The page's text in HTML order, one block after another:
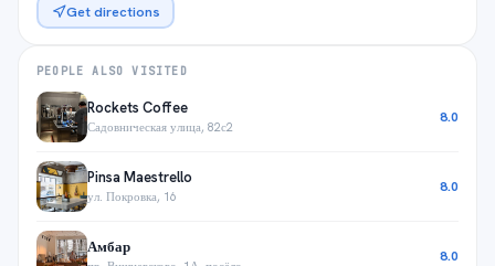
Get directions
PEOPLE ALSO VISITED
Rockets Coffee
Садовническая улица, 82с2
8.0
Pinsa Maestrello
ул. Покровка, 16
8.0
Амбар 8.0